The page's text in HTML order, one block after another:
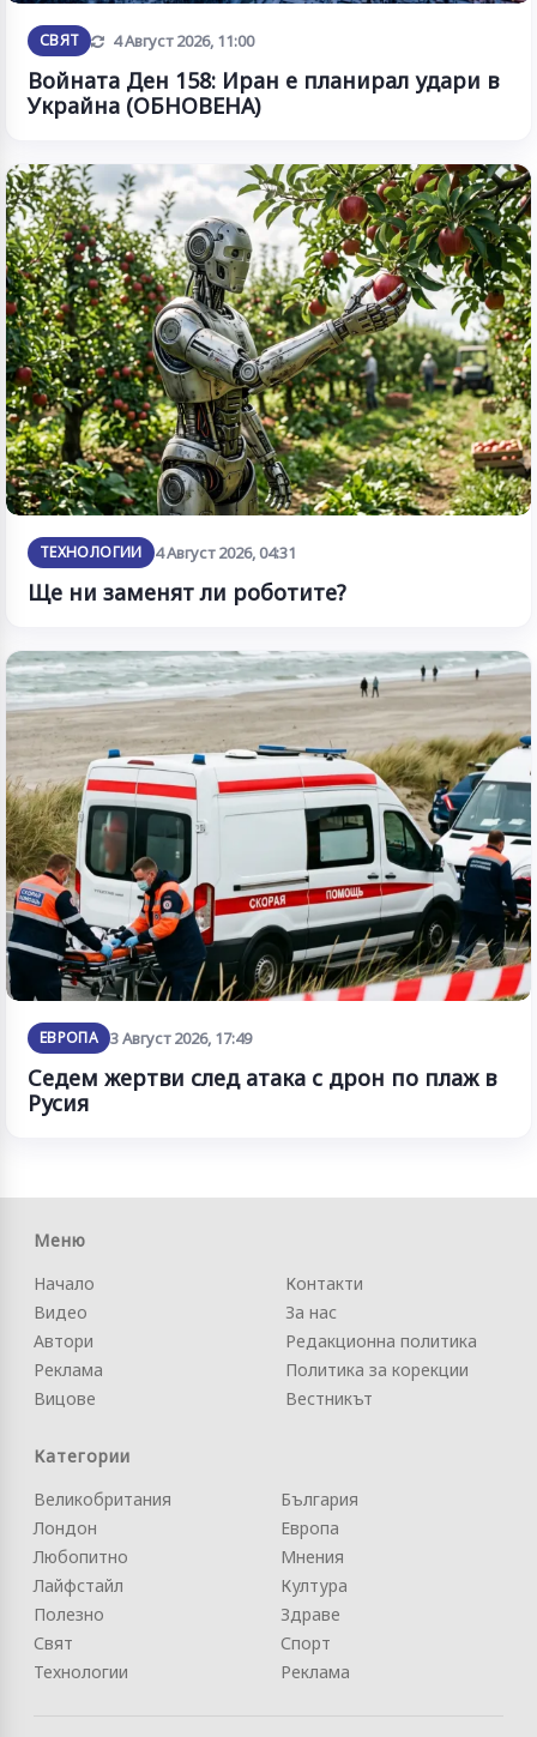
СВЯТ Обновена
4 Август 2026, 11:00
Войната Ден 158: Иран е планирал удари в
Украйна (ОБНОВЕНА)
ТЕХНОЛОГИИ 4 Август 2026, 04:31
Ще ни заменят ли роботите?
ЕВРОПА 3 Август 2026, 17:49
Седем жертви след атака с дрон по плаж в
Русия
Меню
Начало
Видео
Автори
Реклама
Вицове
Контакти
За нас
Редакционна политика
Политика за корекции
Вестникът
Категории
Великобритания
Лондон
Любопитно
Лайфстайл
Полезно
Свят
Технологии
България
Европа
Мнения
Култура
Здраве
Спорт
Реклама